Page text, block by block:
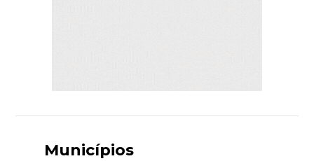
Municípios